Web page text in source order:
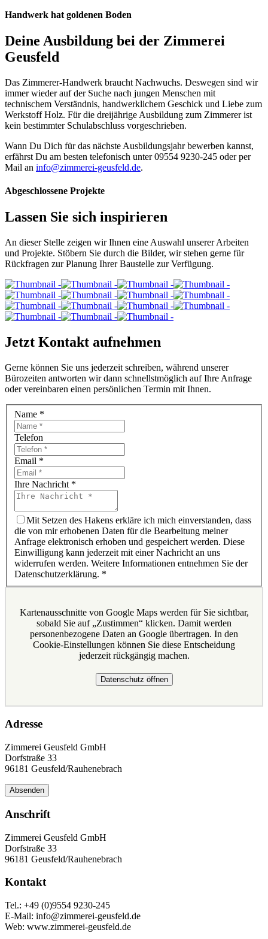
Handwerk hat goldenen Boden
Deine Ausbildung bei der Zimmerei
Geusfeld
Das Zimmerer-Handwerk braucht Nachwuchs. Deswegen sind wir
immer wieder auf der Suche nach jungen Menschen mit
technischem Verständnis, handwerklichem Geschick und Liebe zum
Werkstoff Holz. Für die dreijährige Ausbildung zum Zimmerer ist
kein bestimmter Schulabschluss vorgeschrieben.
Wann Du Dich für das nächste Ausbildungsjahr bewerben kannst,
erfährst Du am besten telefonisch unter 09554 9230-245 oder per
Mail an info@zimmerei-geusfeld.de.
Abgeschlossene Projekte
Lassen Sie sich inspirieren
An dieser Stelle zeigen wir Ihnen eine Auswahl unserer Arbeiten
und Projekte. Stöbern Sie durch die Bilder, wir stehen gerne für
Rückfragen zur Planung Ihrer Baustelle zur Verfügung.
Jetzt Kontakt aufnehmen
Gerne können Sie uns jederzeit schreiben, während unserer
Bürozeiten antworten wir dann schnellstmöglich auf Ihre Anfrage
oder vereinbaren einen persönlichen Termin mit Ihnen.
Name *
Telefon
Email *
Ihre Nachricht *
Mit Setzen des Hakens erkläre ich mich einverstanden, dass
die von mir erhobenen Daten für die Bearbeitung meiner
Anfrage elektronisch erhoben und gespeichert werden. Diese
Einwilligung kann jederzeit mit einer Nachricht an uns
widerrufen werden. Weitere Informationen entnehmen Sie der
Datenschutzerklärung. *
Kartenausschnitte von Google Maps werden für Sie sichtbar,
sobald Sie auf „Zustimmen“ klicken. Damit werden
personenbezogene Daten an Google übertragen. In den
Cookie-Einstellungen können Sie diese Entscheidung
jederzeit rückgängig machen.
Datenschutz öffnen
Adresse
Zimmerei Geusfeld GmbH
Dorfstraße 33
96181 Geusfeld/Rauhenebrach
Absenden
Anschrift
Zimmerei Geusfeld GmbH
Dorfstraße 33
96181 Geusfeld/Rauhenebrach
Kontakt
Tel.: +49 (0)9554 9230-245
E-Mail: info@zimmerei-geusfeld.de
Web: www.zimmerei-geusfeld.de